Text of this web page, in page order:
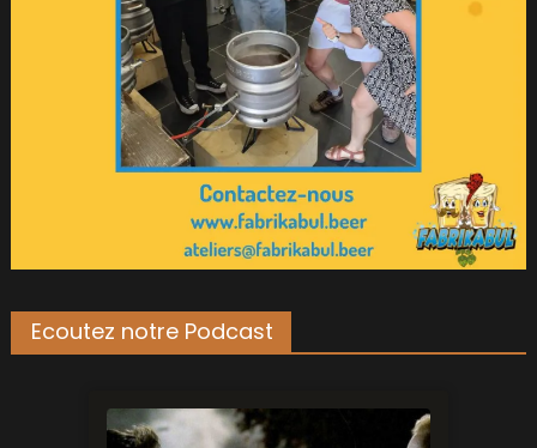
Ecoutez notre Podcast